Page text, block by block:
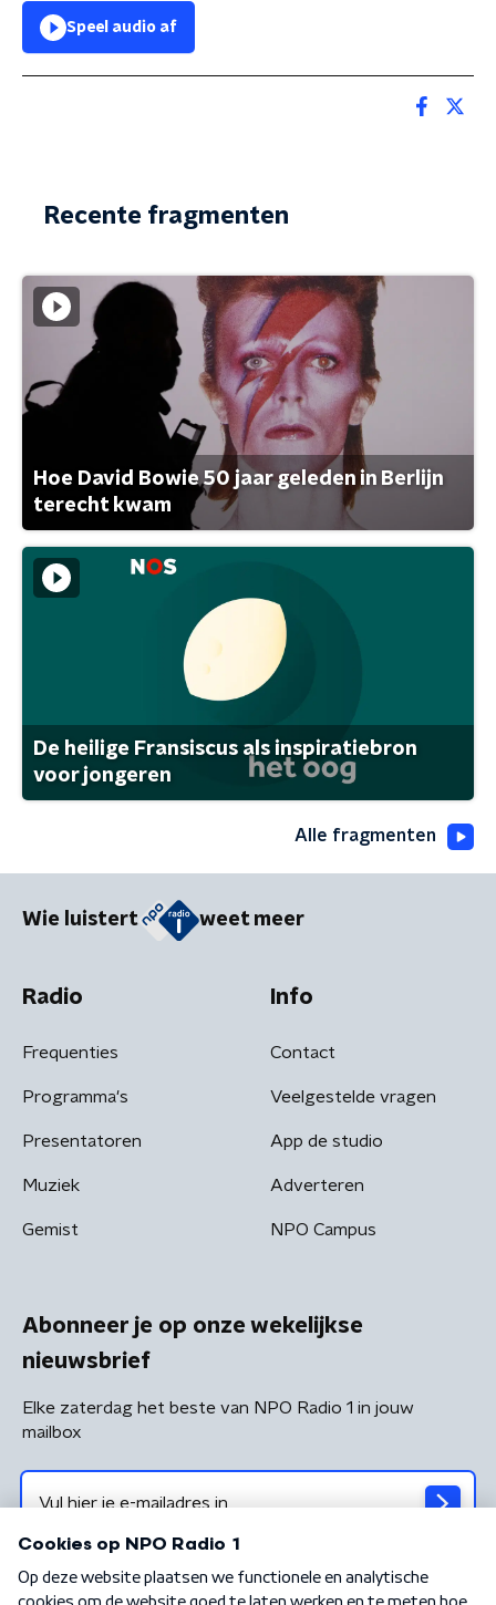
Speel audio af
Recente fragmenten
Hoe David Bowie 50 jaar geleden in Berlijn
terecht kwam
De heilige Fransiscus als inspiratiebron
voor jongeren
Alle fragmenten
Wie luistert weet meer
Radio
Frequenties
Programma's
Presentatoren
Muziek
Gemist
Info
Contact
Veelgestelde vragen
App de studio
Adverteren
NPO Campus
Abonneer je op onze wekelijkse
nieuwsbrief
Elke zaterdag het beste van NPO Radio 1 in jouw
mailbox